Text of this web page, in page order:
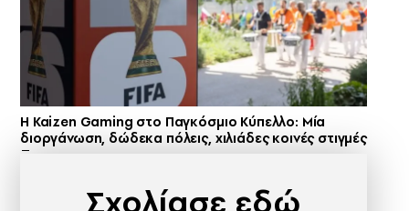
H Kaizen Gaming στο Παγκόσμιο Kύπελλο: Μία
διοργάνωση, δώδεκα πόλεις, χιλιάδες κοινές στιγμές
Σχολίασε εδώ